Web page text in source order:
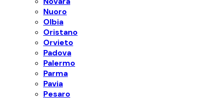
Nuoro
Olbia
Oristano
Orvieto
Padova
Palermo
Parma
Pavia
Pesaro